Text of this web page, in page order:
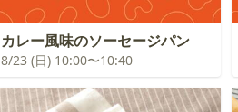
カレー風味のソーセージパン
8/23 (日) 10:00〜10:40